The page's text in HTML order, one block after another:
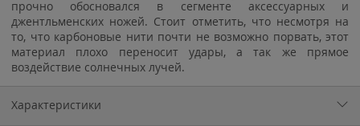
прочно обосновался в сегменте аксессуарных и
джентльменских ножей. Стоит отметить, что несмотря на
то, что карбоновые нити почти не возможно порвать, этот
материал плохо переносит удары, а так же прямое
воздействие солнечных лучей.
Характеристики